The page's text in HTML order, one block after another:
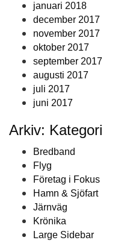
januari 2018
december 2017
november 2017
oktober 2017
september 2017
augusti 2017
juli 2017
juni 2017
Arkiv: Kategori
Bredband
Flyg
Företag i Fokus
Hamn & Sjöfart
Järnväg
Krönika
Large Sidebar